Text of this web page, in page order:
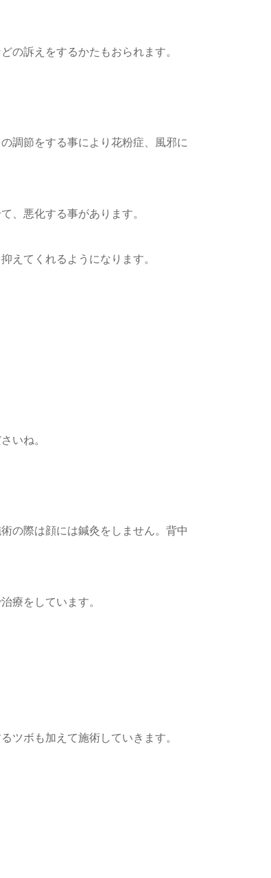
の訴えをするかたもおられます。
調節をする事により花粉症、風邪に
、悪化する事があります。
えてくれるようになります。
いね。
の際は顔には鍼灸をしません。背中
療をしています。
ツボも加えて施術していきます。